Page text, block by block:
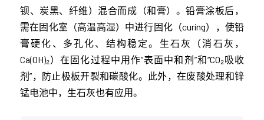
钡、炭黑、纤维）混合而成（和膏）。铅膏涂板后，
需在固化室（高温高湿）中进行固化（curing），使铅
膏硬化、多孔化、结构稳定。生石灰（消石灰，
Ca(OH)₂）在固化过程中用作“表面中和剂”和“CO₂吸收
剂”，防止极板开裂和碳酸化。此外，在废酸处理和锌
锰电池中，生石灰也有应用。